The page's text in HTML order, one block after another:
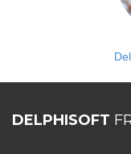
DELPHISOFT